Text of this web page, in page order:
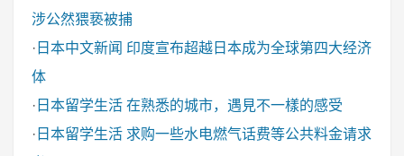
涉公然猥亵被捕
· 日本中文新闻 印度宣布超越日本成为全球第四大经济
体
· 日本留学生活 在熟悉的城市，遇見不一樣的感受
· 日本留学生活 求购一些水电燃气话费等公共料金请求